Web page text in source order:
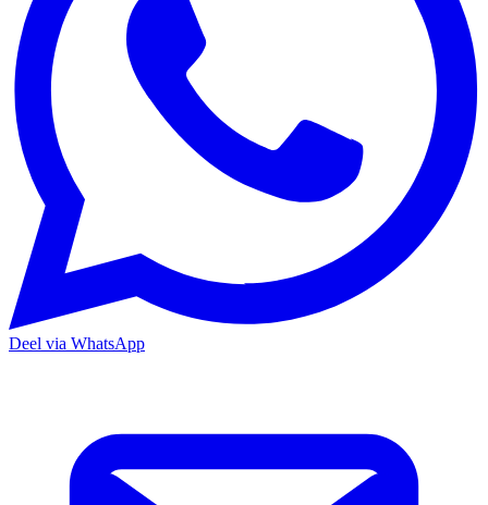
Deel via WhatsApp